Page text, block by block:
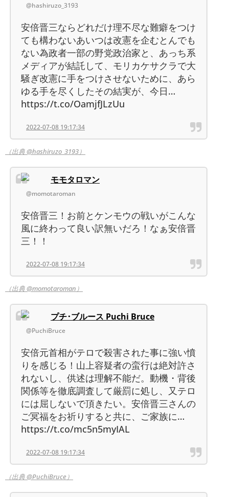
@hashiruzo_3193
安倍晋三ならどれだけ理不尽な難癖をつけ
ても構わないあいつは改憲を企むとんでも
ない為政者一部の野党政治家と、あっち系
メディアが結託して、モリカケサクラで大
騒ぎ改憲に手をつけさせないために、あら
ゆる手を尽くしたその結実が、今日…
https://t.co/OamjfJLzUu
2022-07-08 19:17:34
（出典 @hashiruzo_3193）
モモタロマン
@momotaroman
安倍晋三！お前とケンモウの戦いがこんな
風に終わって良い訳無いだろ！なぁ安倍晋
三！！
2022-07-08 19:17:34
（出典 @momotaroman）
プチ･ブルース Puchi Bruce
@PuchiBruce
安倍元首相がテロで殺害された事に強い憤
りを感じる！山上容疑者の蛮行は絶対許さ
れないし、供述は理解不能だ。動機・背後
関係等を徹底調査して厳罰に処し、又テロ
には屈しないで頂きたい。安倍晋三さんの
ご冥福をお祈りすると共に、ご家族に…
https://t.co/mc5n5myIAL
2022-07-08 19:17:34
（出典 @PuchiBruce）